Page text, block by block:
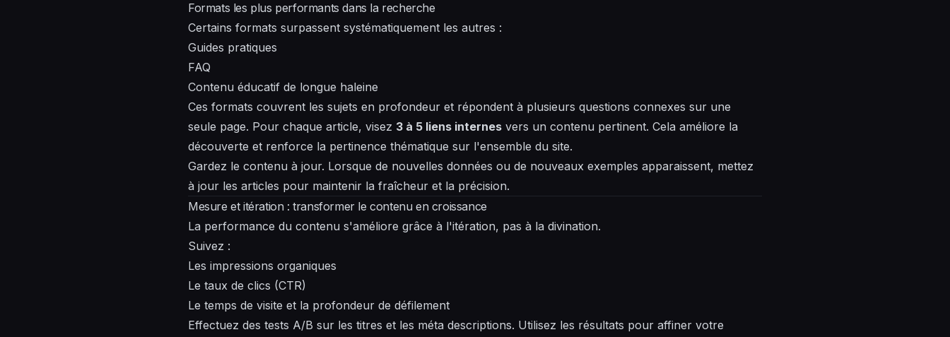
Formats les plus performants dans la recherche
Certains formats surpassent systématiquement les autres :
Guides pratiques
FAQ
Contenu éducatif de longue haleine
Ces formats couvrent les sujets en profondeur et répondent à plusieurs questions connexes sur une
seule page. Pour chaque article, visez 3 à 5 liens internes vers un contenu pertinent. Cela améliore la
découverte et renforce la pertinence thématique sur l'ensemble du site.
Gardez le contenu à jour. Lorsque de nouvelles données ou de nouveaux exemples apparaissent, mettez
à jour les articles pour maintenir la fraîcheur et la précision.
Mesure et itération : transformer le contenu en croissance
La performance du contenu s'améliore grâce à l'itération, pas à la divination.
Suivez :
Les impressions organiques
Le taux de clics (CTR)
Le temps de visite et la profondeur de défilement
Effectuez des tests A/B sur les titres et les méta descriptions. Utilisez les résultats pour affiner votre